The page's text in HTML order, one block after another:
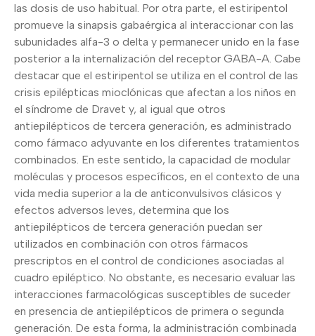
las dosis de uso habitual. Por otra parte, el estiripentol
promueve la sinapsis gabaérgica al interaccionar con las
subunidades alfa-3 o delta y permanecer unido en la fase
posterior a la internalización del receptor GABA-A. Cabe
destacar que el estiripentol se utiliza en el control de las
crisis epilépticas mioclónicas que afectan a los niños en
el síndrome de Dravet y, al igual que otros
antiepilépticos de tercera generación, es administrado
como fármaco adyuvante en los diferentes tratamientos
combinados. En este sentido, la capacidad de modular
moléculas y procesos específicos, en el contexto de una
vida media superior a la de anticonvulsivos clásicos y
efectos adversos leves, determina que los
antiepilépticos de tercera generación puedan ser
utilizados en combinación con otros fármacos
prescriptos en el control de condiciones asociadas al
cuadro epiléptico. No obstante, es necesario evaluar las
interacciones farmacológicas susceptibles de suceder
en presencia de antiepilépticos de primera o segunda
generación. De esta forma, la administración combinada